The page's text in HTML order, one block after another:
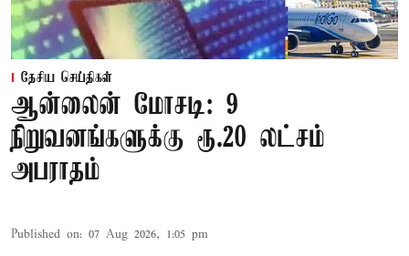
தேசிய செய்திகள்
ஆன்லைன் மோசடி: 9
நிறுவனங்களுக்கு ரூ.20 லட்சம்
அபராதம்
Published on: 07 Aug 2026, 1:05 pm